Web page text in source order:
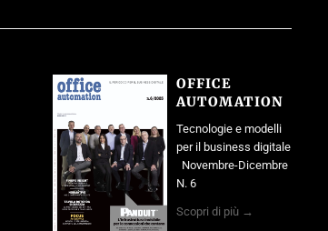
OFFICE
AUTOMATION
Tecnologie e modelli
per il business digitale
Novembre-Dicembre
N. 6
Scopri di più →